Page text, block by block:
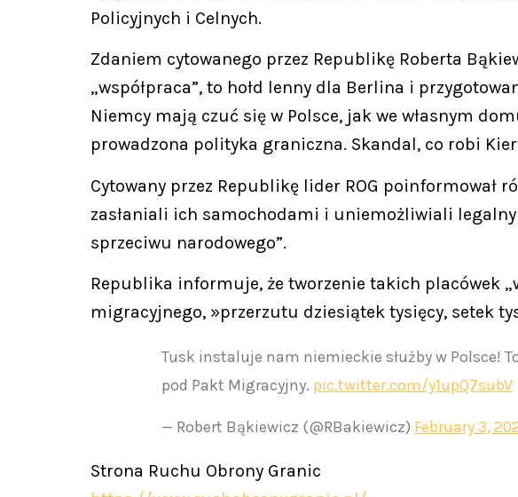
Policyjnych i Celnych.
Zdaniem cytowanego przez Republikę Roberta
„współpraca”, to hołd lenny dla Berlina i
Niemcy mają czuć się w Polsce, jak we własnym
prowadzona polityka graniczna. Skandal, co robi
Cytowany przez Republikę lider ROG poinformował
zasłaniali ich samochodami i uniemożliwiali
sprzeciwu narodowego”.
Republika informuje, że tworzenie takich placówek
migracyjnego, »przerzutu dziesiątek tysięcy, setek
Tusk instaluje nam niemieckie służby w Polsce!
pod Pakt Migracyjny. pic.twitter.com/y1upQ7subV
— Robert Bąkiewicz (@RBakiewicz) February 3,
Strona Ruchu Obrony Granic